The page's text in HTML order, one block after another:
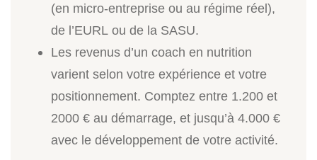
(en micro-entreprise ou au régime réel),
de l’EURL ou de la SASU.
Les revenus d’un coach en nutrition
varient selon votre expérience et votre
positionnement. Comptez entre 1.200 et
2000 € au démarrage, et jusqu’à 4.000 €
avec le développement de votre activité.